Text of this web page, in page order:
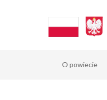
O powiecie